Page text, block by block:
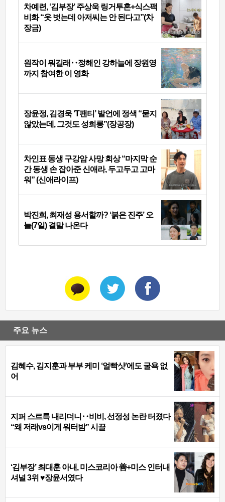
차예련, ‘김부장’ 주상욱 링거투혼+식스팩
비화 “옷 벗는데 아저씨는 안 된다고”(차
장금)
원작이 뭐길래‥정해인 강하늘에 장원영
까지 참여한 이 영화
장윤정, 김경욱 ‘T팬티’ 발언에 정색 “묻지
않았는데, 그것도 성희롱”(장공장)
차인표 동생 구강암 사망 회상 “마지막 순
간 동생 손 잡아준 신애라, 두고두고 고마
워” (신애라이프)
박진희, 최재성 용서할까? ‘붉은 진주’ 오
늘(7일) 결말 나온다
주요 뉴스
김혜수, 김지훈과 부부 케미 ‘얼빡샷’에도 굴욕 없
어
지퍼 스르륵 내리더니‥비비, 선정성 논란 터졌다
“왜 저래vs이게 워터밤” 시끌
‘김부장’ 최대훈 아내, 미스코리아 善+미스 인터내
셔널 3위 ♥장윤서였다